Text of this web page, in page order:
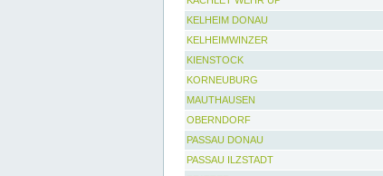
KELHEIM DONAU
KELHEIMWINZER
KIENSTOCK
KORNEUBURG
MAUTHAUSEN
OBERNDORF
PASSAU DONAU
PASSAU ILZSTADT